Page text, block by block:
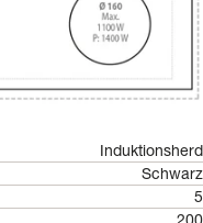
Induktionsherd
Schwarz
5